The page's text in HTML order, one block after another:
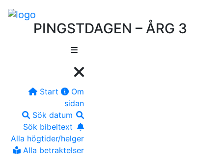
PINGSTDAGEN – ÅRG 3
Start
Om
sidan
Sök datum
Sök bibeltext
Alla högtider/helger
Alla betraktelser